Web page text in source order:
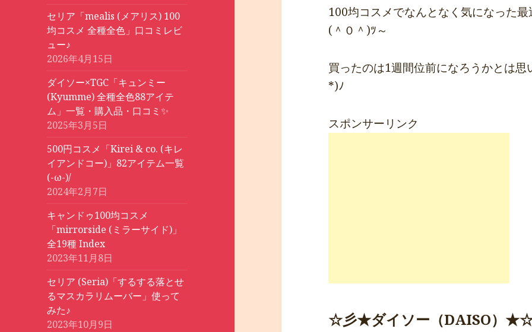
セリア「mealis (メアリス) 100
均コスメ 全種全色」口コミレビ
ュー♪
2026年4月15日
ダイソー×TGC「キュンミー
(Kyumme) 全種全色88アイテ
ム」一覧・購入品・口コミ✨
2025年3月5日
500円コスメ「Kirei & co. (キレ
イアンドコー)」82アイテム一覧
(-ω-)/
2024年2月7日
キャンドゥ100均コスメ
「mirrorside (ミラーサイド)」
全19種 Index
2023年11月8日
セリア (Seria)「するする落とせ
るマスカラリムーバー」使って
みた♪
2023年10月9日
100均コスメでなんとなく気になった
(＾０＾)ﾂ～
買ったのは1週間位前になろうかと
*)ﾉ
スポンサーリンク
☆彡★ダイソー（DAISO）